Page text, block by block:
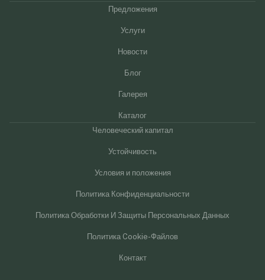
Предложения
Услуги
Новости
Блог
Галерея
Каталог
Человеческий капитал
Устойчивость
Условия и положения
Политика Конфиденциальности
Политика Обработки И Защиты Персональных Данных
Политика Cookie-Файлов
Контакт